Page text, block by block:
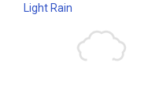
Light Rain